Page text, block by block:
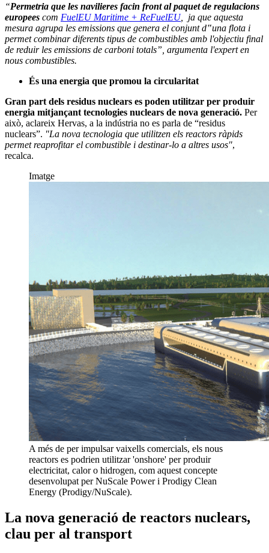
“Permetria que les navilieres facin front al paquet de regulacions
europees com FuelEU Maritime + ReFuelEU, ja que aquesta
mesura agrupa les emissions que genera el conjunt d‟una flota i
permet combinar diferents tipus de combustibles amb l'objectiu final
de reduir les emissions de carboni totals”, argumenta l'expert en
nous combustibles.
És una energia que promou la circularitat
Gran part dels residus nuclears es poden utilitzar per produir
energia mitjançant tecnologies nuclears de nova generació. Per
això, aclareix Hervas, a la indústria no es parla de “residus
nuclears”. "La nova tecnologia que utilitzen els reactors ràpids
permet reaprofitar el combustible i destinar-lo a altres usos",
recalca.
Imatge
A més de per impulsar vaixells comercials, els nous
reactors es podrien utilitzar 'onshore' per produir
electricitat, calor o hidrogen, com aquest concepte
desenvolupat per NuScale Power i Prodigy Clean
Energy (Prodigy/NuScale).
La nova generació de reactors nuclears,
clau per al transport